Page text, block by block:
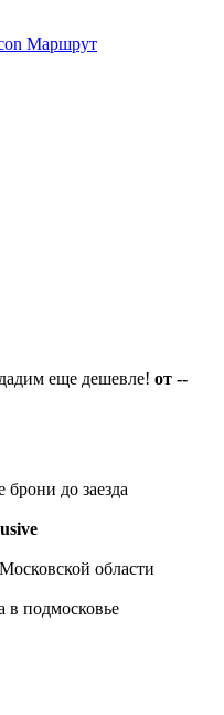
Маршрут
еще дешевле! от --
брони до заезда
Московской области
в подмосковье